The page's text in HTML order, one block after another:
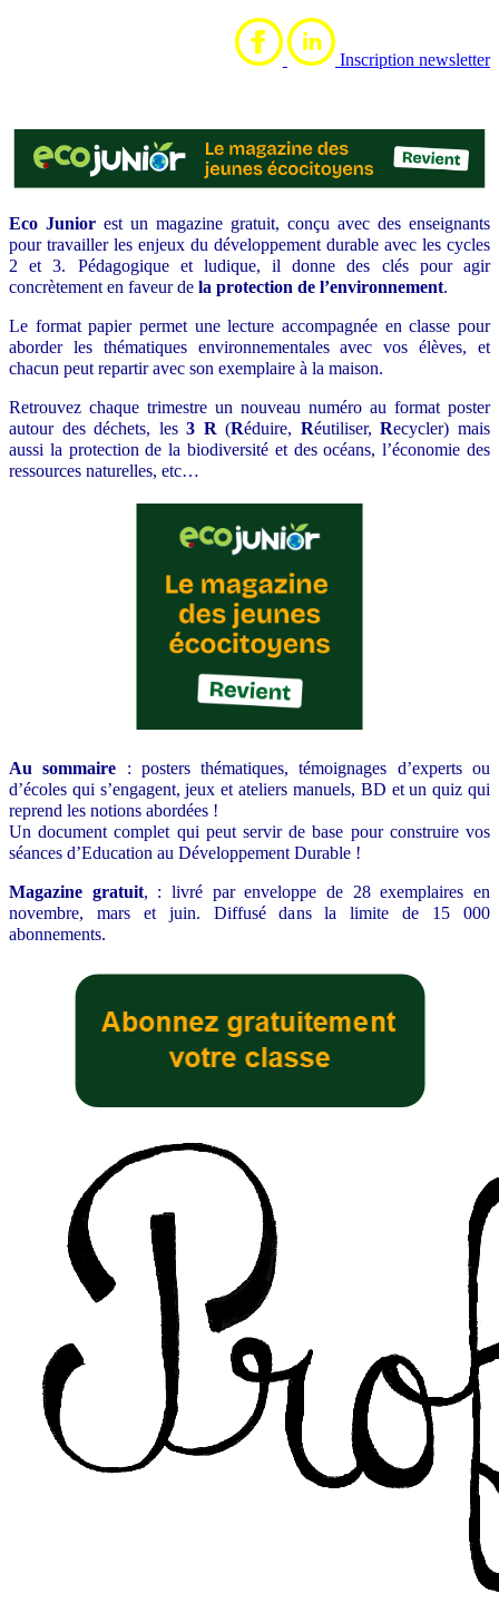
Inscription newsletter
Eco Junior est un magazine gratuit, conçu avec des enseignants
pour travailler les enjeux du développement durable avec les cycles
2 et 3. Pédagogique et ludique, il donne des clés pour agir
concrètement en faveur de la protection de l’environnement.
Le format papier permet une lecture accompagnée en classe pour
aborder les thématiques environnementales avec vos élèves, et
chacun peut repartir avec son exemplaire à la maison.
Retrouvez chaque trimestre un nouveau numéro au format poster
autour des déchets, les3 R (Réduire, Réutiliser,Recycler) mais
aussi la protection de la biodiversité et des océans, l’économie des
ressources naturelles, etc…
Au sommaire : posters thématiques, témoignages d’experts ou
d’écoles qui s’engagent, jeux et ateliers manuels, BD et un quiz qui
reprend les notions abordées !
Un document complet qui peut servir de base pour construire vos
séances d’Education au Développement Durable !
Magazine gratuit, : livré par enveloppe de 28 exemplaires en
novembre, mars et juin. Diffusé dans la limite de 15 000
abonnements.